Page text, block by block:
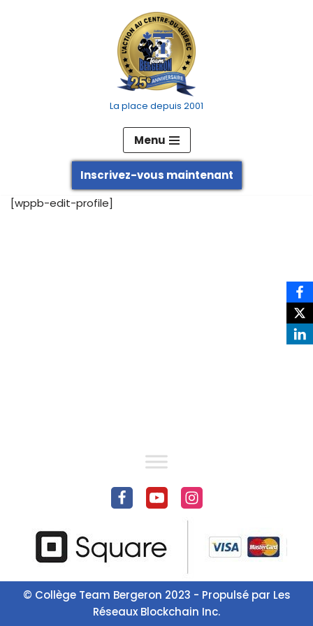
La place depuis 2001
Menu
Inscrivez-vous maintenant
[wppb-edit-profile]
© Collège Team Bergeron 2023 - Propulsé par Les
Réseaux Blockchain Inc.